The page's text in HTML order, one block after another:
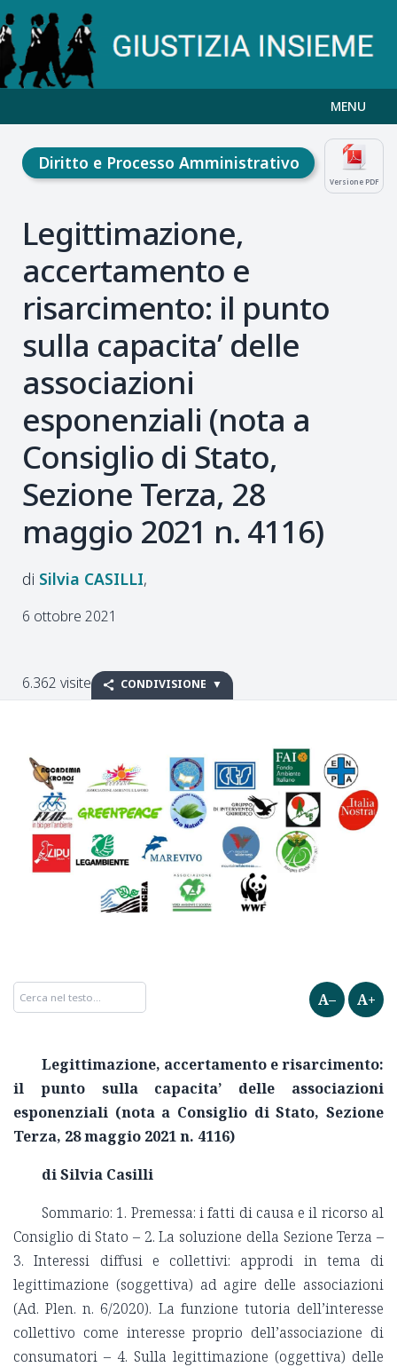
MENU
Versione PDF
Diritto e Processo Amministrativo
Legittimazione,
accertamento e
risarcimento: il punto
sulla capacita’ delle
associazioni
esponenziali (nota a
Consiglio di Stato,
Sezione Terza, 28
maggio 2021 n. 4116)
Silvia CASILLI
6 ottobre 2021
6.362 visite CONDIVISIONE
A– A+
Legittimazione, accertamento e risarcimento:
il punto sulla capacita’ delle associazioni
esponenziali (nota a Consiglio di Stato, Sezione
Terza, 28 maggio 2021 n. 4116)
di Silvia Casilli
Sommario: 1. Premessa: i fatti di causa e il ricorso al
Consiglio di Stato – 2. La soluzione della Sezione Terza –
3. Interessi diffusi e collettivi: approdi in tema di
legittimazione (soggettiva) ad agire delle associazioni
(Ad. Plen. n. 6/2020). La funzione tutoria dell’interesse
collettivo come interesse proprio dell’associazione di
consumatori – 4. Sulla legittimazione (oggettiva) delle